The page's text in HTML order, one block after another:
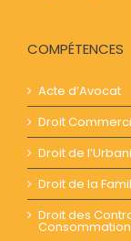
COMPÉTENCES
Acte d’Avocat
Droit
Droit de
Droit de la
Droit des
Consommation